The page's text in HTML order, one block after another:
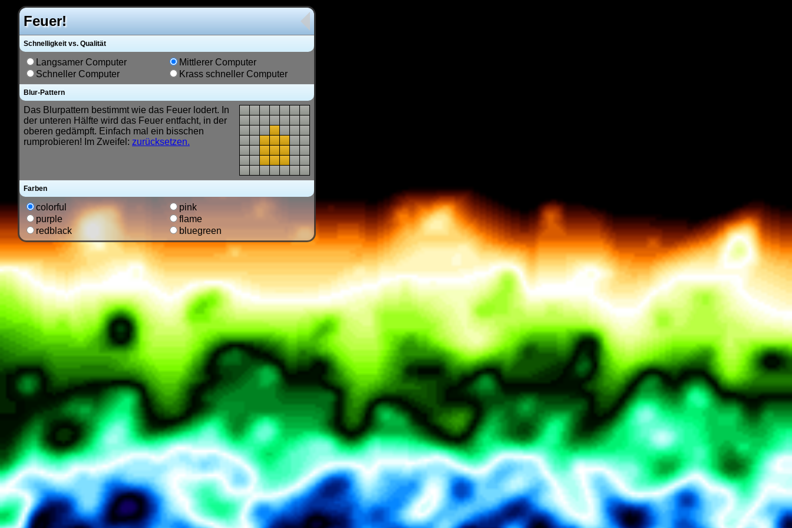
Feuer!
Schnelligkeit vs. Qualität
Langsamer Computer
Mittlerer Computer
Schneller Computer
Krass schneller Computer
Blur-Pattern
Das Blurpattern bestimmt wie das Feuer lodert. In
der unteren Hälfte wird das Feuer entfacht, in der
oberen gedämpft. Einfach mal ein bisschen
rumprobieren! Im Zweifel: zurücksetzen.
Farben
colorful
pink
purple
flame
redblack
bluegreen